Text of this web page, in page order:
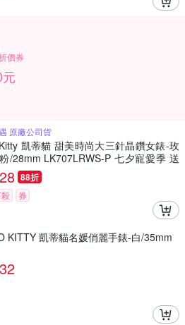
價券
原廠公司貨
凱蒂貓 甜美時尚大三針晶鑽女錶-玫
/28mm LK707LRWS-P 七夕寵愛季 送
88折
券
KITTY 凱蒂貓名媛俏麗手錶-白/35mm